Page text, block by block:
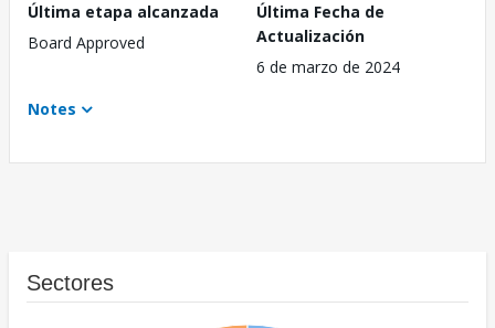
Última etapa alcanzada
Board Approved
Última Fecha de
Actualización
6 de marzo de 2024
Notes
Sectores